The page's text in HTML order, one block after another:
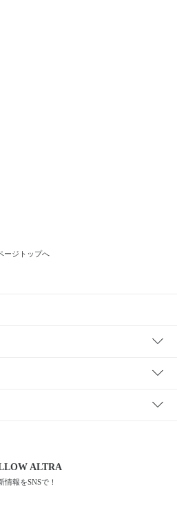
ージトップへ
ALTRA
情報をSNSで！